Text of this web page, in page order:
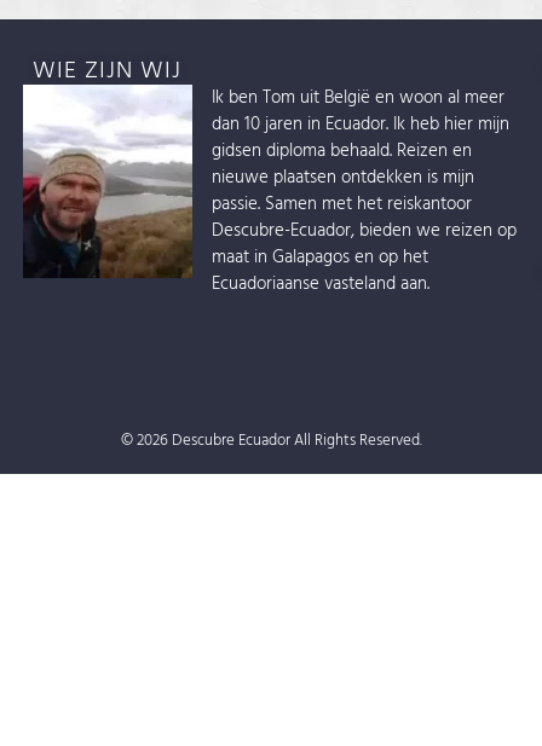
WIE ZIJN WIJ
Ik ben Tom uit België en woon al meer
dan 10 jaren in Ecuador. Ik heb hier mijn
gidsen diploma behaald. Reizen en
nieuwe plaatsen ontdekken is mijn
passie. Samen met het reiskantoor
Descubre-Ecuador, bieden we reizen op
maat in Galapagos en op het
Ecuadoriaanse vasteland aan.
© 2026 Descubre Ecuador All Rights Reserved.